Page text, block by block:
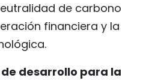
de carbono
financiera y la
desarrollo para la